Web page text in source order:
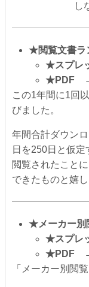
し
★閲覧文
★スプレ
★PDF
この1年間に1回
びました。
年間合計ダウン
日を250日と仮
閲覧されたことに
できたものと嬉し
★メーカー
★スプレ
★PDF
「メーカー別閲